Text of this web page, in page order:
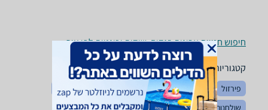
חיפוש חנויות ארונות בגדים, שידות וכונניות לפי עיר
קטגוריות משלימות
פירזול ארונות אמבטיה חדרי שינה
מוצרי עיצוב לבית
שולחנות ופינות אוכל
מזנונים ושולחנות טלוויזיה